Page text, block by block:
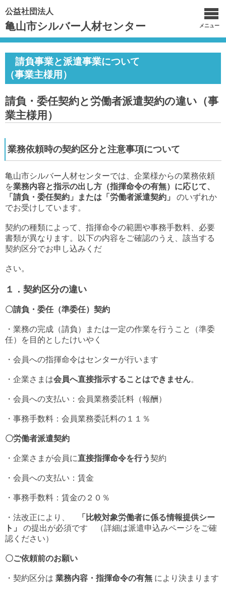
公益社団法人
亀山市シルバー人材センター メニュー
請負事業と派遣事業について
（事業主様用）
請負・委任契約と労働者派遣契約の違い（事
業主様用）
業務依頼時の契約区分と注意事項について
亀山市シルバー人材センターでは、企業様からの業務依頼
を業務内容と指示の出し方（指揮命令の有無）に応じて、
「請負・委任契約」または「労働者派遣契約」
のいずれか
でお受けしています。
契約の種類によって、指揮命令の範囲や事務手数料、必要
書類が異なります。以下の内容をご確認のうえ、該当する
契約区分でお申し込みくだ
さい。
１．契約区分の違い
〇請負・委任（準委任）契約
・業務の完成（請負）または一定の作業を行うこと（準委
任）を目的としたけいやく
・会員への指揮命令はセンターが行います
・企業さまは会員へ直接指示することはできません。
・会員への支払い：会員業務委託料（報酬）
・事務手数料：会員業務委託料の１１％
〇労働者派遣契約
・企業さまが会員に直接指揮命令を行う契約
・会員への支払い：賃金
・事務手数料：賃金の２０％
・ 法改正により、
「比較対象労働者に係る情報提供シー
ト」
の提出が必須です （詳細は派遣申込みページをご確
認ください）
〇ご依頼前のお願い
・ 契約区分は 業務内容・指揮命令の有無 により決まります